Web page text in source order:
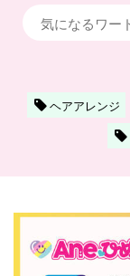
ヘアアレンジ